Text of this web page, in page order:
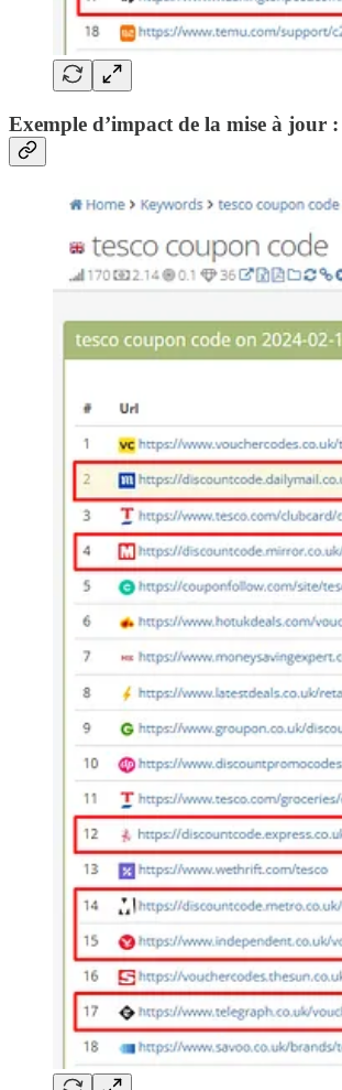
Exemple d’impact de la mise à jour